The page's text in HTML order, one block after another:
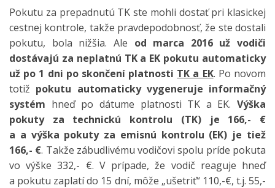
Pokutu za prepadnutú TK ste mohli dostať pri klasickej
cestnej kontrole, takže pravdepodobnosť, že ste dostali
pokutu, bola nižšia. Ale od marca 2016 už vodiči
dostávajú za neplatnú TK a EK pokutu automaticky
už po 1 dni po skončení platnosti TK a EK. Po novom
totiž pokutu automaticky vygeneruje informačný
systém hneď po dátume platnosti TK a EK. Výška
pokuty za technickú kontrolu (TK) je 166,- €
a a výška pokuty za emisnú kontrolu (EK) je tiež
166,- €. Takže zábudlivému vodičovi spolu príde pokuta
vo výške 332,- €. V prípade, že vodič reaguje hneď
a pokutu zaplatí do 15 dní, môže „ušetriť“ 110,-€, t.j. 55,-